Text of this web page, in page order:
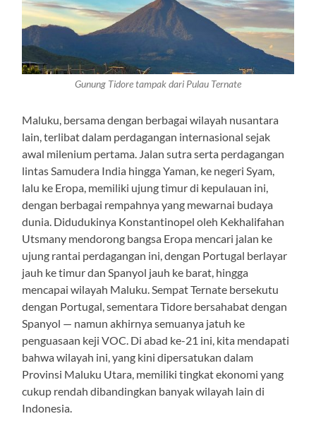
Gunung Tidore tampak dari Pulau Ternate
Maluku, bersama dengan berbagai wilayah nusantara
lain, terlibat dalam perdagangan internasional sejak
awal milenium pertama. Jalan sutra serta perdagangan
lintas Samudera India hingga Yaman, ke negeri Syam,
lalu ke Eropa, memiliki ujung timur di kepulauan ini,
dengan berbagai rempahnya yang mewarnai budaya
dunia. Didudukinya Konstantinopel oleh Kekhalifahan
Utsmany mendorong bangsa Eropa mencari jalan ke
ujung rantai perdagangan ini, dengan Portugal berlayar
jauh ke timur dan Spanyol jauh ke barat, hingga
mencapai wilayah Maluku. Sempat Ternate bersekutu
dengan Portugal, sementara Tidore bersahabat dengan
Spanyol — namun akhirnya semuanya jatuh ke
penguasaan keji VOC. Di abad ke-21 ini, kita mendapati
bahwa wilayah ini, yang kini dipersatukan dalam
Provinsi Maluku Utara, memiliki tingkat ekonomi yang
cukup rendah dibandingkan banyak wilayah lain di
Indonesia.